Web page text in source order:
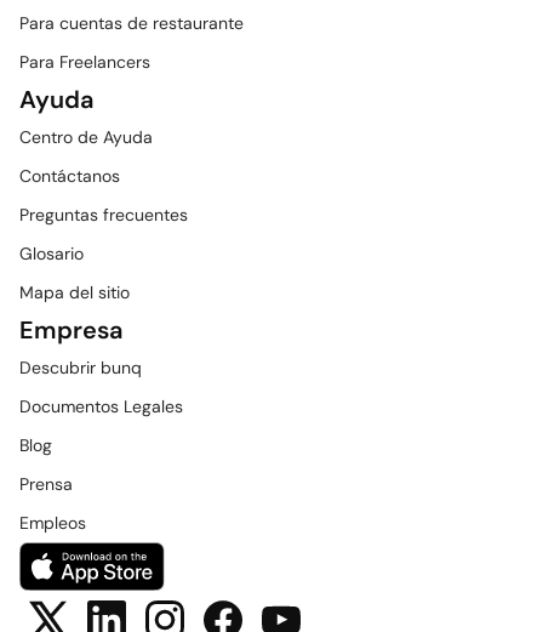
Para cuentas de restaurante
Para Freelancers
Ayuda
Centro de Ayuda
Contáctanos
Preguntas frecuentes
Glosario
Mapa del sitio
Empresa
Descubrir bunq
Documentos Legales
Blog
Prensa
Empleos